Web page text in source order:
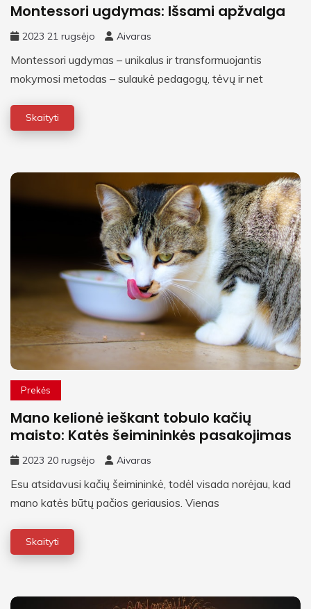
Montessori ugdymas: Išsami apžvalga
2023 21 rugsėjo Aivaras
Montessori ugdymas – unikalus ir transformuojantis
mokymosi metodas – sulaukė pedagogų, tėvų ir net
Skaityti
Prekės
Mano kelionė ieškant tobulo kačių
maisto: Katės šeimininkės pasakojimas
2023 20 rugsėjo Aivaras
Esu atsidavusi kačių šeimininkė, todėl visada norėjau, kad
mano katės būtų pačios geriausios. Vienas
Skaityti